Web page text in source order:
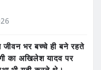
जीवन भर बच्चे ही बने रहते
का अखिलेश यादव पर